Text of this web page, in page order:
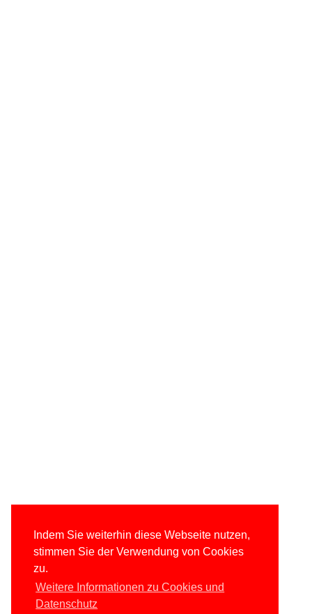
Indem Sie weiterhin diese Webseite nutzen,
stimmen Sie der Verwendung von Cookies
zu.
Weitere Informationen zu Cookies und
Datenschutz